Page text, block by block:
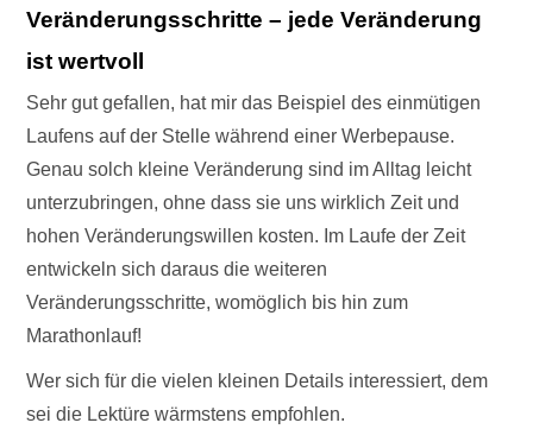
Veränderungsschritte – jede Veränderung
ist wertvoll
Sehr gut gefallen, hat mir das Beispiel des einmütigen
Laufens auf der Stelle während einer Werbepause.
Genau solch kleine Veränderung sind im Alltag leicht
unterzubringen, ohne dass sie uns wirklich Zeit und
hohen Veränderungswillen kosten. Im Laufe der Zeit
entwickeln sich daraus die weiteren
Veränderungsschritte, womöglich bis hin zum
Marathonlauf!
Wer sich für die vielen kleinen Details interessiert, dem
sei die Lektüre wärmstens empfohlen.